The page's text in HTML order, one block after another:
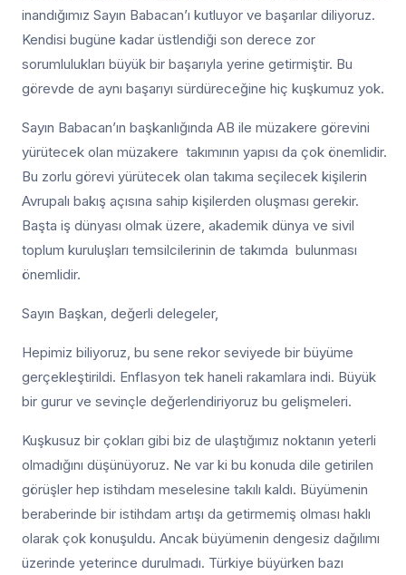
inandığımız Sayın Babacan’ı kutluyor ve başarılar diliyoruz.
Kendisi bugüne kadar üstlendiği son derece zor
sorumlulukları büyük bir başarıyla yerine getirmiştir. Bu
görevde de aynı başarıyı sürdüreceğine hiç kuşkumuz yok.
Sayın Babacan’ın başkanlığında AB ile müzakere görevini
yürütecek olan müzakere takımının yapısı da çok önemlidir.
Bu zorlu görevi yürütecek olan takıma seçilecek kişilerin
Avrupalı bakış açısına sahip kişilerden oluşması gerekir.
Başta iş dünyası olmak üzere, akademik dünya ve sivil
toplum kuruluşları temsilcilerinin de takımda bulunması
önemlidir.
Sayın Başkan, değerli delegeler,
Hepimiz biliyoruz, bu sene rekor seviyede bir büyüme
gerçekleştirildi. Enflasyon tek haneli rakamlara indi. Büyük
bir gurur ve sevinçle değerlendiriyoruz bu gelişmeleri.
Kuşkusuz bir çokları gibi biz de ulaştığımız noktanın yeterli
olmadığını düşünüyoruz. Ne var ki bu konuda dile getirilen
görüşler hep istihdam meselesine takılı kaldı. Büyümenin
beraberinde bir istihdam artışı da getirmemiş olması haklı
olarak çok konuşuldu. Ancak büyümenin dengesiz dağılımı
üzerinde yeterince durulmadı. Türkiye büyürken bazı